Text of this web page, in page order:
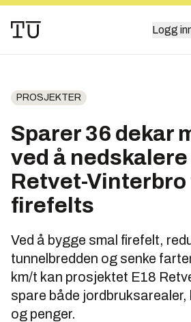
Logg
PROSJEKTER
Sparer 36 dekar
ved å nedskalere
Retvet-Vinterbro
firefelts
Ved å bygge smal firefelt,
tunnelbredden og senke
km/t kan prosjektet E18
spare både
og penger.